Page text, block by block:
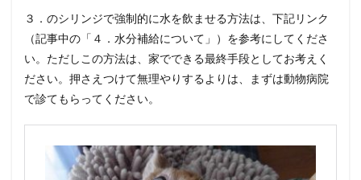
３．のシリンジで強制的に水を飲ませる方法は、下記リンク
（記事中の「４．水分補給について」）を参考にしてくださ
い。ただしこの方法は、家でできる最終手段としてお考えく
ださい。押さえつけて無理やりするよりは、まずは動物病院
で診てもらってください。